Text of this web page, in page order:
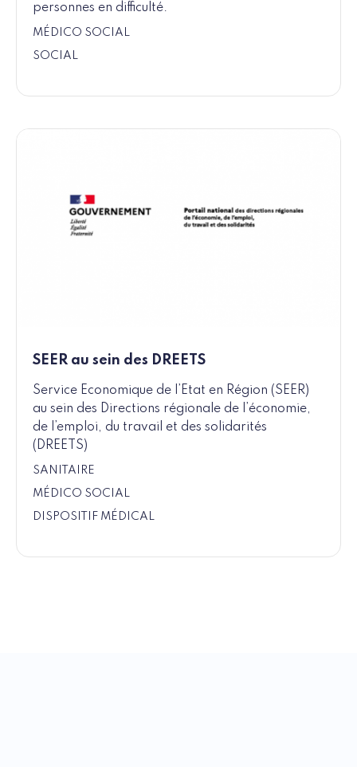
personnes en difficulté.
MÉDICO SOCIAL
SOCIAL
SEER au sein des DREETS
Service Economique de l’Etat en Région (SEER)
au sein des Directions régionale de l’économie,
de l’emploi, du travail et des solidarités
(DREETS)
SANITAIRE
MÉDICO SOCIAL
DISPOSITIF MÉDICAL